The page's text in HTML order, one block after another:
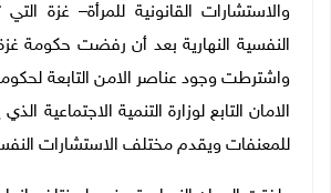
والاستشارات القانونية للمرأة– غزة
النفسية النهارية بعد أن رفضت حكومة
واشترطت وجود عناصر الامن التابعة
الامان التابع لوزارة التنمية الاجتماعية
للمعنفات ويقدم مختلف الاستشارات